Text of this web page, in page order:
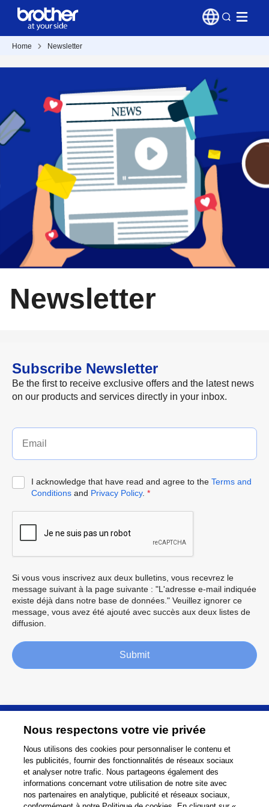
Home Newsletter
Newsletter
Subscribe Newsletter
Be the first to receive exclusive offers and the latest news
on our products and services directly in your inbox.
I acknowledge that have read and agree to the Terms and
Conditionsand Privacy Policy. *
Si vous vous inscrivez aux deux bulletins, vous recevrez le
message suivant à la page suivante : "L'adresse e-mail indiquée
existe déjà dans notre base de données." Veuillez ignorer ce
message, vous avez été ajouté avec succès aux deux listes de
diffusion.
Submit
Support
Relier Partager
Nous respectons votre vie privée
Nous utilisons des cookies pour personnaliser le contenu et
les publicités, fournir des fonctionnalités de réseaux sociaux
et analyser notre trafic. Nous partageons également des
informations concernant votre utilisation de notre site avec
nos partenaires en analytique, publicité et réseaux sociaux,